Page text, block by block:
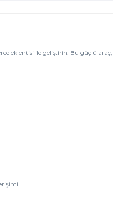
eklentisi ile geliştirin. Bu güçlü